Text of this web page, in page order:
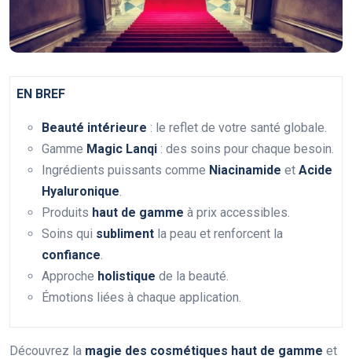
EN BREF
Beauté intérieure : le reflet de votre santé globale.
Gamme Magic Lanqi : des soins pour chaque besoin.
Ingrédients puissants comme Niacinamide et Acide
Hyaluronique.
Produits haut de gamme à prix accessibles.
Soins qui subliment la peau et renforcent la
confiance.
Approche holistique de la beauté.
Émotions liées à chaque application.
Découvrez la magie des cosmétiques haut de gamme et